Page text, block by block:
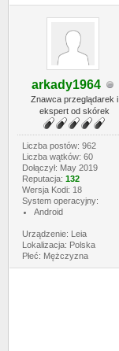
arkady1964
Znawca przeglądarek i
ekspert od skórek
Liczba postów: 962
Liczba wątków: 60
Dołączył: May 2019
Reputacja: 132
Wersja Kodi: 18
System operacyjny:
Android
Urządzenie: Leia
Lokalizacja: Polska
Płeć: Mężczyzna